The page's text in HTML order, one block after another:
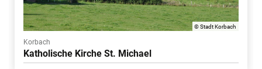
© Stadt Korbach
Korbach
Katholische Kirche St. Michael